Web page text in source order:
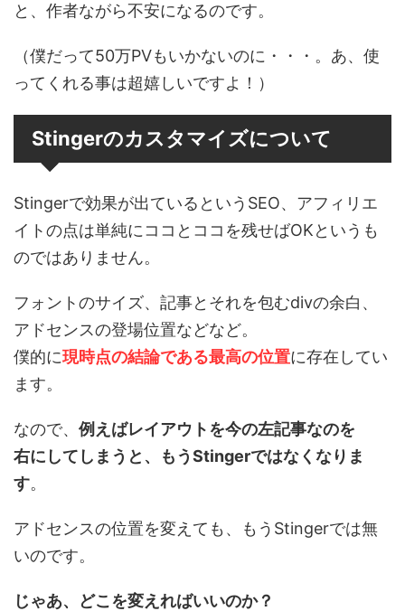
と、作者ながら不安になるのです。
（僕だって50万PVもいかないのに・・・。あ、使
ってくれる事は超嬉しいですよ！）
Stingerのカスタマイズについて
Stingerで効果が出ているというSEO、アフィリエ
イトの点は単純にココとココを残せばOKというも
のではありません。
フォントのサイズ、記事とそれを包むdivの余白、
アドセンスの登場位置などなど。
僕的に現時点の結論である最高の位置に存在してい
ます。
なので、 例えばレイアウトを今の左記事なのを
右にしてしまうと、もうStingerではなくなりま
す。
アドセンスの位置を変えても、もうStingerでは無
いのです。
じゃあ、どこを変えればいいのか？